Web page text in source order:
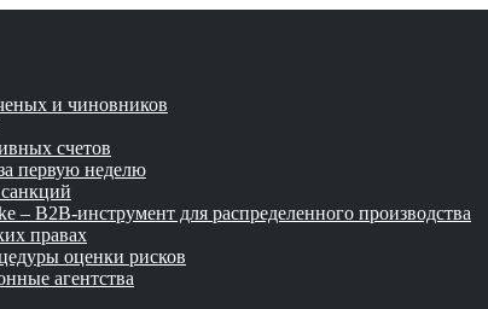
и чиновников
счетов
первую неделю
– B2B-инструмент для распределенного производства
правах
оценки рисков
агентства